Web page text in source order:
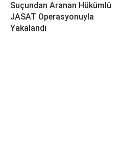
Suçundan Aranan Hükümlü
JASAT Operasyonuyla
Yakalandı